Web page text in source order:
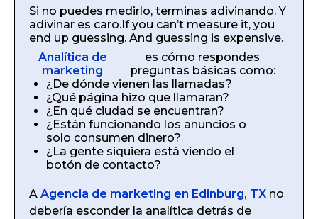
Si no puedes medirlo, terminas adivinando. Y
adivinar es caro. If you can’t measure it, you
end up guessing. And guessing is expensive.
Analítica de
marketing
es cómo respondes
preguntas básicas como:
¿De dónde vienen las llamadas?
¿Qué página hizo que llamaran?
¿En qué ciudad se encuentran?
¿Están funcionando los anuncios o
solo consumen dinero?
¿La gente siquiera está viendo el
botón de contacto?
A Agencia de marketing en Edinburg, TX no
debería esconder la analítica detrás de